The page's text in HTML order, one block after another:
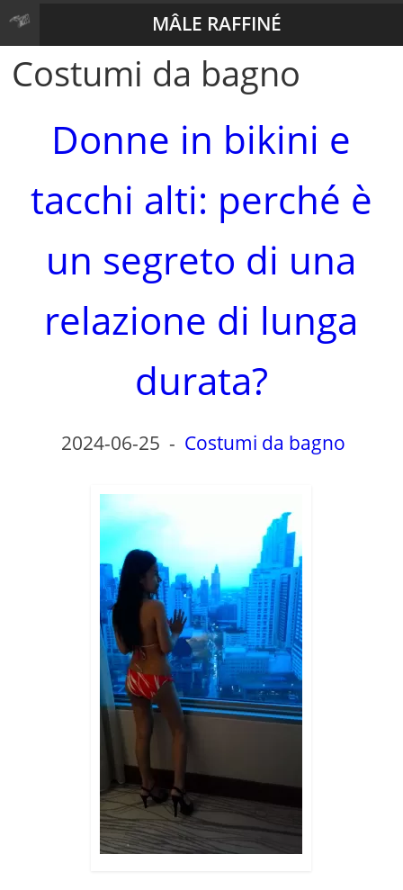
MÂLE RAFFINÉ
Costumi da bagno
Donne in bikini e
tacchi alti: perché è
un segreto di una
relazione di lunga
durata?
2024-06-25 - Costumi da bagno